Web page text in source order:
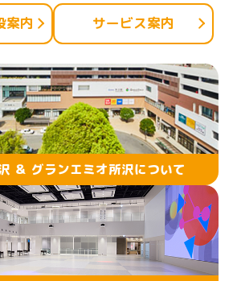
案内 サービス案内
＆ グランエミオ所沢について